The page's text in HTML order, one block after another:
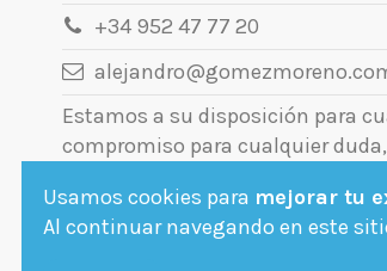
+34 952 47 77 20
Estamos a su disposición para
compromiso para cualquier
Usamos cookies para mejorar tu
Al continuar navegando en este